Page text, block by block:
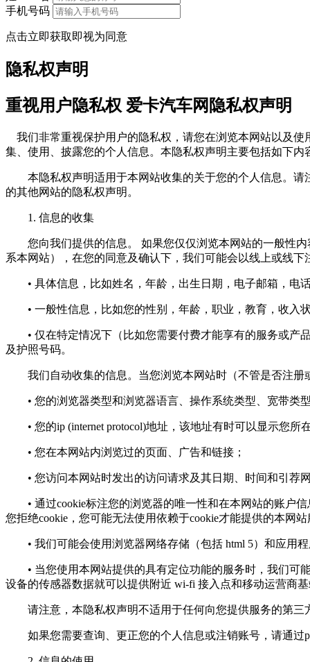
手机号码
点击立即获取即视为同意
隐私权声明
重视用户隐私权 爱卡汽车网隐私权声明
我们非常重视保护用户的隐私权，请您在浏览本网站以及使
集、使用、披露您的个人信息。本隐私权声明主要包括如下
本隐私权声明适用于本网站收集的关于您的个人信息。请
的其他网站的隐私权声明。
1. 信息的收集
您向我们提供的信息。 如果您仅仅浏览本网站的一般性内
系本网站），在您的同意及确认下，我们可能会以线上或线下
• 具体信息，比如姓名，年龄，出生日期，电子邮箱，电话
• 一般性信息，比如您的性别，年龄，职业，教育，收入状
• 仅在特定情况下（比如您需要付费才能享有的服务或产
及护照号码。
我们自动收集的信息。当您浏览本网站时（不管是否注册
• 您的浏览器类型和浏览器语言、操作系统类型、宽带类型
• 您的ip (internet protocol)地址，该地址有时可以显示您所
• 您在本网站内浏览过的页面、广告和链接；
• 您访问本网站时发出的访问请求及其日期、时间和引荐网
• 通过cookie标注您的浏览器的唯一性和在本网站的账户信
您拒绝cookie，您可能无法使用依赖于cookie才能提供的本网站
• 我们可能会使用浏览器网络存储（包括 html 5）和应用程
• 当您使用本网站提供的具有定位功能的服务时，我们可能
设备的传感器数据就可以提供附近 wi-fi 接入点和移动运营商基
请注意，本隐私权声明不适用于任何向您提供服务的第三
如果您需要查询、更正您的个人信息或注销账号，请通过